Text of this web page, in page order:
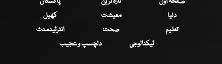
دنیا
معیشت
کھیل
تعلیم
صحت
انٹرٹینمنٹ
ٹیکنالوجی
دلچسپ و عجیب